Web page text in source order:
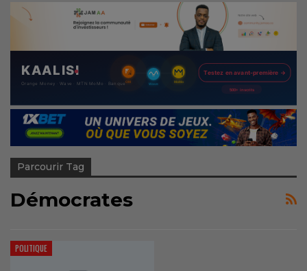
Parcourir Tag
Démocrates
POLITIQUE